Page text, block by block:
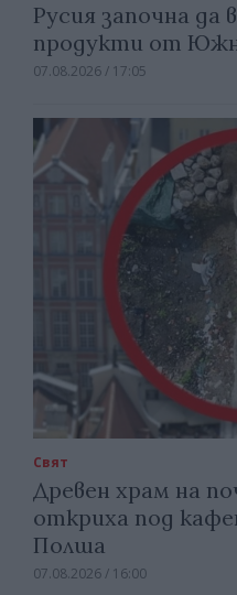
Русия започна да
продукти от
07.08.2026 / 17:05
Свят
Древен храм на
откриха под
Полша
07.08.2026 / 16:00